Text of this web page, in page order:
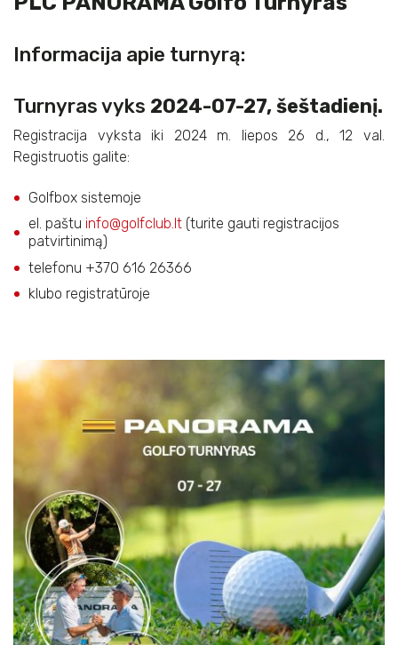
Informacija apie turnyrą:
Turnyras vyks 2024-07-27, šeštadienį.
Registracija vyksta iki 2024 m. liepos 26 d., 12 val.
Registruotis galite:
Golfbox sistemoje
el. paštu info@golfclub.lt (turite gauti registracijos
patvirtinimą)
telefonu +370 616 26366
klubo registratūroje